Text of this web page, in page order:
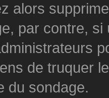
alors
par contre,
de truquer
du sondage.